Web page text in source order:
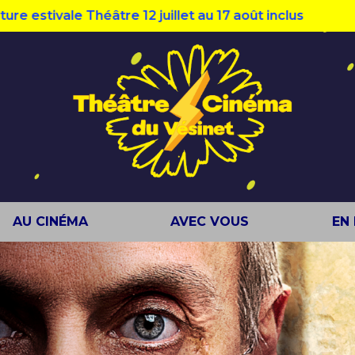
Théâtre 12 juillet au 17 août inclus
AU CINÉMA AVEC VOUS EN